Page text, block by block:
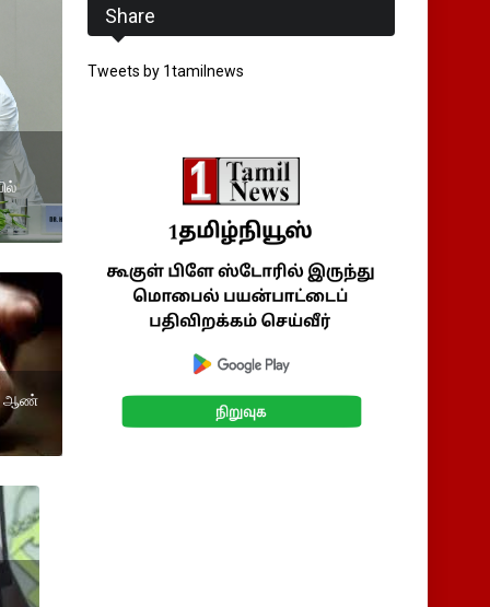
ஆண்
Share
Tweets by 1tamilnews